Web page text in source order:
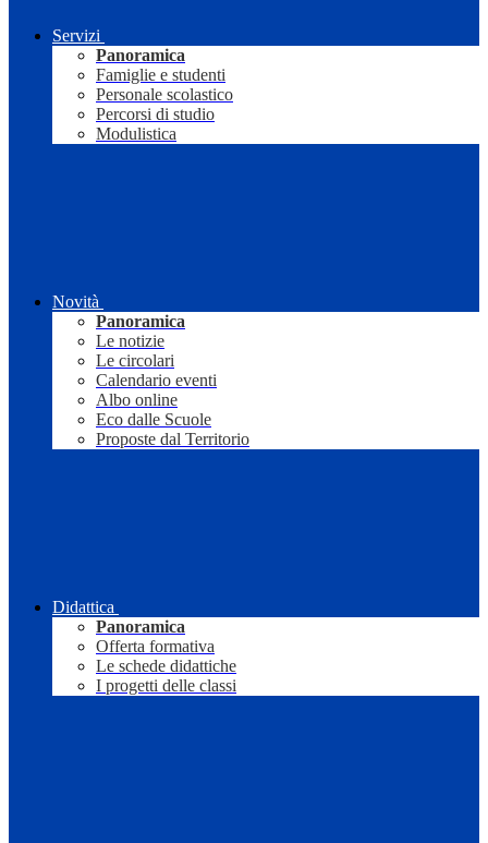
Servizi
Panoramica
Famiglie e studenti
Personale scolastico
Percorsi di studio
Modulistica
Novità
Panoramica
Le notizie
Le circolari
Calendario eventi
Albo online
Eco dalle Scuole
Proposte dal Territorio
Didattica
Panoramica
Offerta formativa
Le schede didattiche
I progetti delle classi